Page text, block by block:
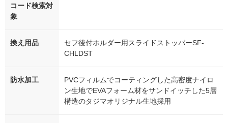
コード検索対
象
換え用品
セフ後付ホルダー用スライドストッパーSF-
CHLDST
防水加工
PVCフィルムでコーティングした高密度ナイロ
ン生地でEVAフォーム材をサンドイッチした5層
構造のタジマオリジナル生地採用